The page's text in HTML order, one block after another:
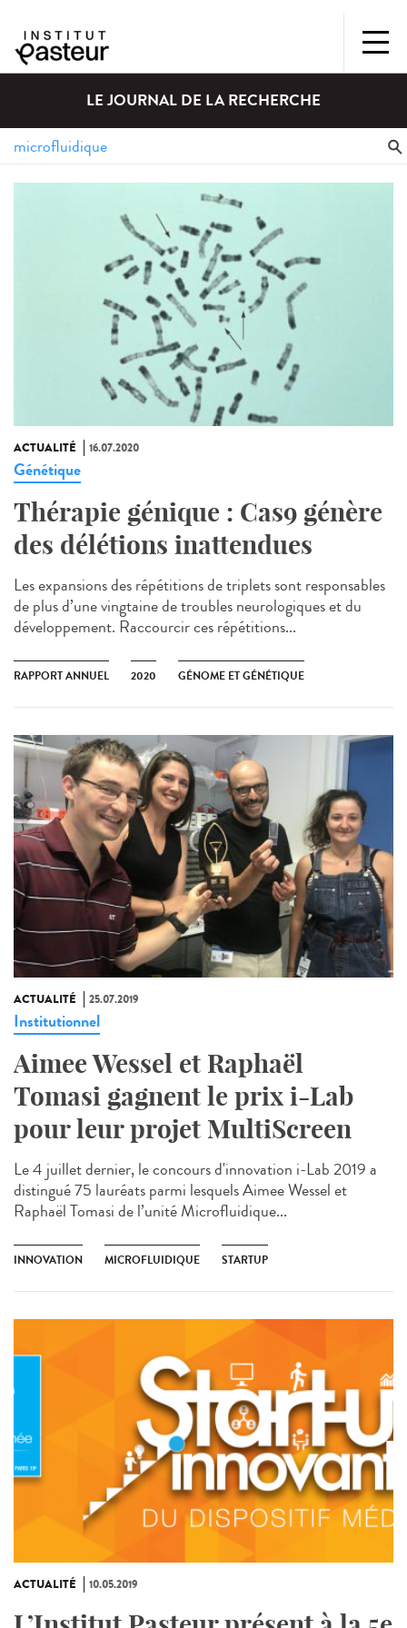
LE JOURNAL DE LA RECHERCHE
ACTUALITÉ 16.07.2020
Génétique
Thérapie génique : Cas9 génère
des délétions inattendues
Les expansions des répétitions de triplets sont responsables
de plus d’une vingtaine de troubles neurologiques et du
développement. Raccourcir ces répétitions...
RAPPORT ANNUEL 2020 GÉNOME ET GÉNÉTIQUE
ACTUALITÉ 25.07.2019
Institutionnel
Aimee Wessel et Raphaël
Tomasi gagnent le prix i-Lab
pour leur projet MultiScreen
Le 4 juillet dernier, le concours d'innovation i-Lab 2019 a
distingué 75 lauréats parmi lesquels Aimee Wessel et
Raphaël Tomasi de l’unité Microfluidique...
INNOVATION MICROFLUIDIQUE STARTUP
ACTUALITÉ 10.05.2019